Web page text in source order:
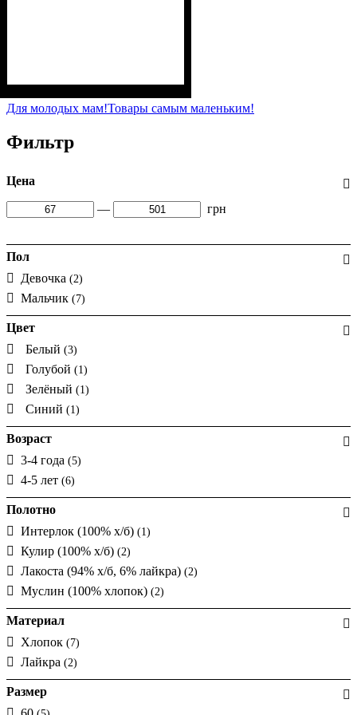
Для молодых мам!Товары самым маленьким!
Фильтр
Цена
— грн
Пол
Девочка (2)
Мальчик (7)
Цвет
Белый (3)
Голубой (1)
Зелёный (1)
Синий (1)
Возраст
3-4 года (5)
4-5 лет (6)
Полотно
Интерлок (100% х/б) (1)
Кулир (100% х/б) (2)
Лакоста (94% х/б, 6% лайкра) (2)
Муслин (100% хлопок) (2)
Материал
Хлопок (7)
Лайкра (2)
Размер